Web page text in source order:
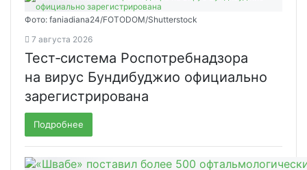
Фото: faniadiana24/FOTODOM/Shutterstock
7 августа 2026
Тест‑система Роспотребнадзора
на вирус Бундибуджио официально
зарегистрирована
Подробнее